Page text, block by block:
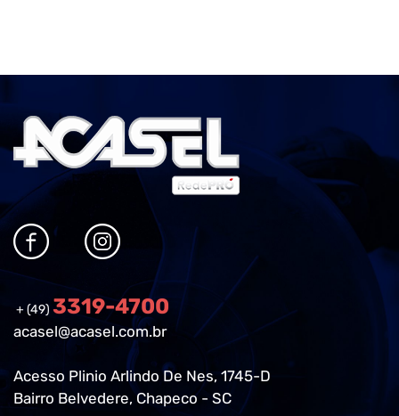
+ (49) 3319-4700
acasel@acasel.com.br
Acesso Plinio Arlindo De Nes, 1745-D
Bairro Belvedere, Chapeco - SC